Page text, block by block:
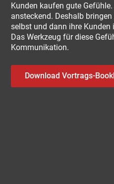
Kunden kaufen gute
ansteckend. Deshalb
selbst und dann ihre Kunden
Das Werkzeug für diese
Kommunikation.
Download Vortrags-